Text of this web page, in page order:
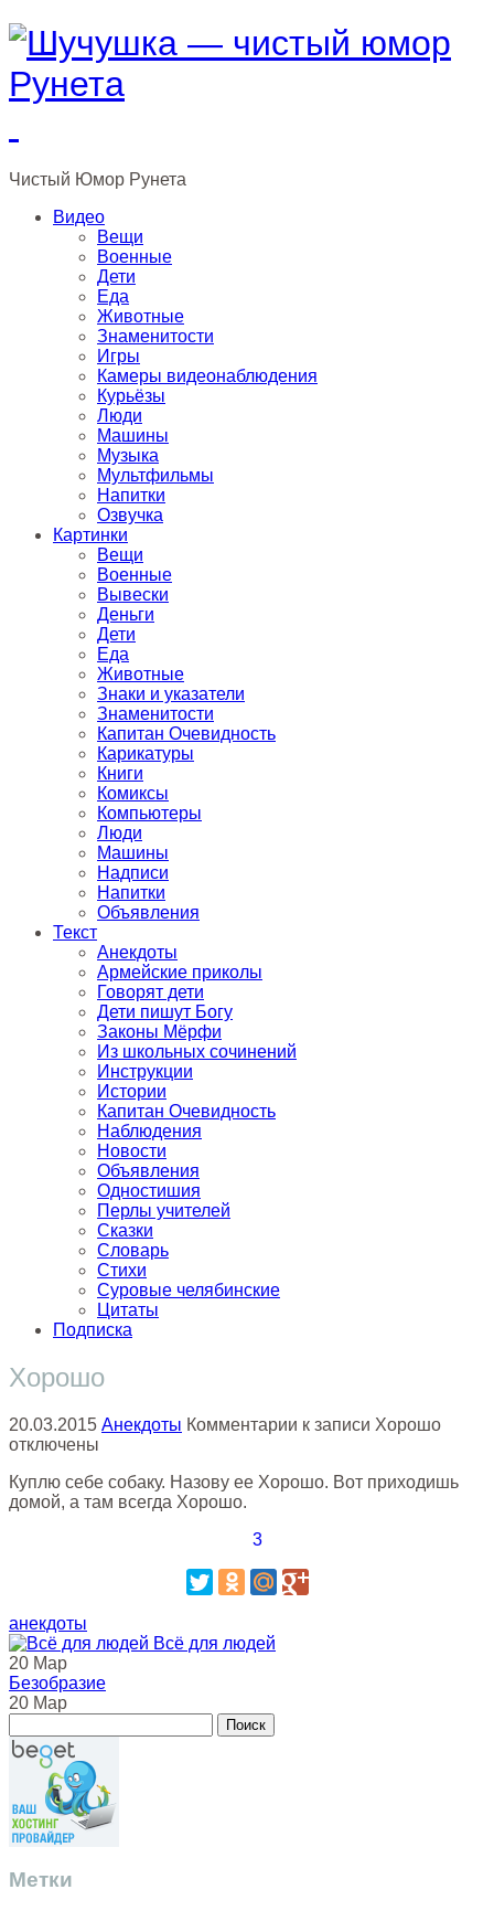
Чистый Юмор Рунета
Видео
Вещи
Военные
Дети
Еда
Животные
Знаменитости
Игры
Камеры видеонаблюдения
Курьёзы
Люди
Машины
Музыка
Мультфильмы
Напитки
Озвучка
Картинки
Вещи
Военные
Вывески
Деньги
Дети
Еда
Животные
Знаки и указатели
Знаменитости
Капитан Очевидность
Карикатуры
Книги
Комиксы
Компьютеры
Люди
Машины
Надписи
Напитки
Объявления
Текст
Анекдоты
Армейские приколы
Говорят дети
Дети пишут Богу
Законы Мёрфи
Из школьных сочинений
Инструкции
Истории
Капитан Очевидность
Наблюдения
Новости
Объявления
Одностишия
Перлы учителей
Сказки
Словарь
Стихи
Суровые челябинские
Цитаты
Подписка
Хорошо
20.03.2015 Анекдоты Комментарии к записи Хорошо
отключены
Куплю себе собаку. Назову ее Хорошо. Вот приходишь
домой, а там всегда Хорошо.
3
анекдоты
Всё для людей
20 Мар
Безобразие
20 Мар
Метки